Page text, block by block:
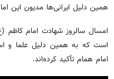
همین دلیل ایرانی‌ها مدیون این
امسال سالروز شهادت امام
است که به همین دلیل علما و
امام همام تأکید کرده‌اند.